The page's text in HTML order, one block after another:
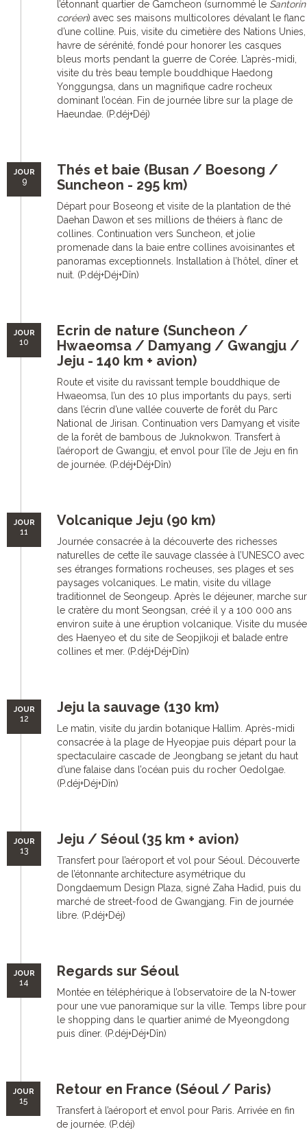
l’étonnant quartier de Gamcheon (surnommé le Santorin
coréen) avec ses maisons multicolores dévalant le flanc
d’une colline. Puis, visite du cimetière des Nations Unies,
havre de sérénité, fondé pour honorer les casques
bleus morts pendant la guerre de Corée. L’après-midi,
visite du très beau temple bouddhique Haedong
Yonggungsa, dans un magnifique cadre rocheux
dominant l’océan. Fin de journée libre sur la plage de
Haeundae. (P.déj+Déj)
JOUR
9
Thés et baie (Busan / Boesong /
Suncheon - 295 km)
Départ pour Boseong et visite de la plantation de thé
Daehan Dawon et ses millions de théiers à flanc de
collines. Continuation vers Suncheon, et jolie
promenade dans la baie entre collines avoisinantes et
panoramas exceptionnels. Installation à l’hôtel, dîner et
nuit. (P.déj+Déj+Dîn)
JOUR
10
Ecrin de nature (Suncheon /
Hwaeomsa / Damyang / Gwangju /
Jeju - 140 km + avion)
Route et visite du ravissant temple bouddhique de
Hwaeomsa, l’un des 10 plus importants du pays, serti
dans l’écrin d’une vallée couverte de forêt du Parc
National de Jirisan. Continuation vers Damyang et visite
de la forêt de bambous de Juknokwon. Transfert à
l’aéroport de Gwangju, et envol pour l’île de Jeju en fin
de journée. (P.déj+Déj+Dîn)
JOUR
11
Volcanique Jeju (90 km)
Journée consacrée à la découverte des richesses
naturelles de cette île sauvage classée à l’UNESCO avec
ses étranges formations rocheuses, ses plages et ses
paysages volcaniques. Le matin, visite du village
traditionnel de Seongeup. Après le déjeuner, marche sur
le cratère du mont Seongsan, créé il y a 100 000 ans
environ suite à une éruption volcanique. Visite du musée
des Haenyeo et du site de Seopjikoji et balade entre
collines et mer. (P.déj+Déj+Dîn)
JOUR
12
Jeju la sauvage (130 km)
Le matin, visite du jardin botanique Hallim. Après-midi
consacrée à la plage de Hyeopjae puis départ pour la
spectaculaire cascade de Jeongbang se jetant du haut
d’une falaise dans l’océan puis du rocher Oedolgae.
(P.déj+Déj+Dîn)
JOUR
13
Jeju / Séoul (35 km + avion)
Transfert pour l’aéroport et vol pour Séoul. Découverte
de l’étonnante architecture asymétrique du
Dongdaemum Design Plaza, signé Zaha Hadid, puis du
marché de street-food de Gwangjang. Fin de journée
libre. (P.déj+Déj)
JOUR
14
Regards sur Séoul
Montée en téléphérique à l’observatoire de la N-tower
pour une vue panoramique sur la ville. Temps libre pour
le shopping dans le quartier animé de Myeongdong
puis dîner. (P.déj+Déj+Dîn)
JOUR
15
Retour en France (Séoul / Paris)
Transfert à l’aéroport et envol pour Paris. Arrivée en fin
de journée. (P.déj)